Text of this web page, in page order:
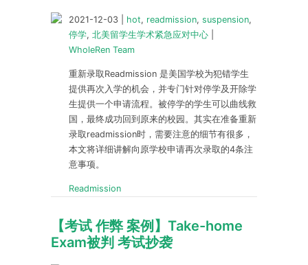
2021-12-03 hot, readmission, suspension,
停学, 北美留学生学术紧急应对中心
WholeRen Team
重新录取Readmission 是美国学校为犯错学生
提供再次入学的机会，并专门针对停学及开除学
生提供一个申请流程。被停学的学生可以曲线救
国，最终成功回到原来的校园。其实在准备重新
录取readmission时，需要注意的细节有很多，
本文将详细讲解向原学校申请再次录取的4条注
意事项。
Readmission
【考试 作弊 案例】Take-home
Exam被判 考试抄袭